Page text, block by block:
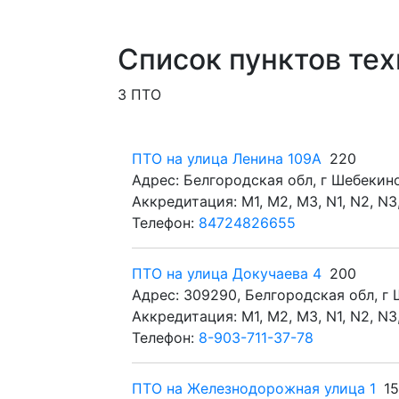
Список пунктов
3 ПТО
ПТО на улица Ленина 109А 220
Адрес: Белгородская обл, г
Аккредитация: M1, M2, M3, N1, N2,
Телефон: 84724826655
ПТО на улица Докучаева 4 200
Адрес: 309290, Белгородская обл,
Аккредитация: M1, M2, M3, N1, N2,
Телефон: 8-903-711-37-78
ПТО на Железнодорожная улица 1